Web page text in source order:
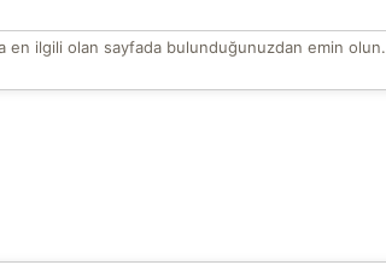
en ilgili olan sayfada bulunduğunuzdan emin olun.